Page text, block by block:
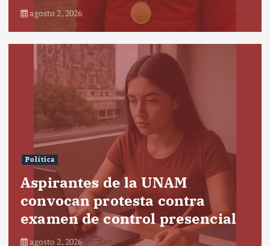
agosto 2, 2026
Política
Aspirantes de la UNAM
convocan protesta contra
examen de control presencial
agosto 2, 2026